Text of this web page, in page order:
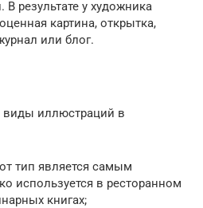
результате у художника
картина, открытка,
или блог.
иллюстраций в
тип является самым
используется в ресторанном
книгах;